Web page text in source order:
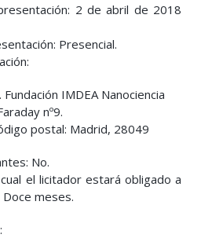
2 de abril de 2018
Presencial.
IMDEA Nanociencia
nº9.
postal: Madrid, 28049
No.
el licitador estará obligado a
meses.